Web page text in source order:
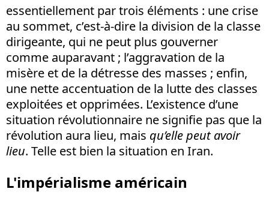
essentiellement par trois éléments : une crise
au sommet, c’est-à-dire la division de la classe
dirigeante, qui ne peut plus gouverner
comme auparavant ; l’aggravation de la
misère et de la détresse des masses ; enfin,
une nette accentuation de la lutte des classes
exploitées et opprimées. L’existence d’une
situation révolutionnaire ne signifie pas que la
révolution aura lieu, mais qu’elle peut avoir
lieu. Telle est bien la situation en Iran.
L'impérialisme américain